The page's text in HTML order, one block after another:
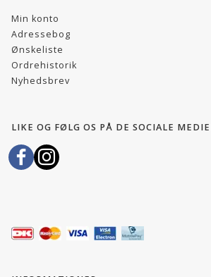
Min konto
Adressebog
Ønskeliste
Ordrehistorik
Nyhedsbrev
LIKE OG FØLG OS PÅ DE SOCIALE